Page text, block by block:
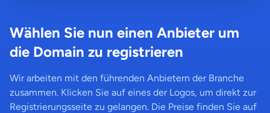
Wählen Sie nun einen Anbieter um
die Domain zu registrieren
Wir arbeiten mit den führenden Anbietern der Branche
zusammen. Klicken Sie auf eines der Logos, um direkt zur
Registrierungsseite zu gelangen. Die Preise finden Sie auf